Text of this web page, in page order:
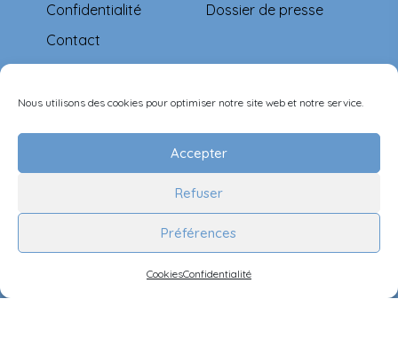
Nous utilisons des cookies pour optimiser notre site web et notre service.
Accepter
Refuser
Préférences
CookiesConfidentialité
Confidentialité
Contact
Dossier de presse